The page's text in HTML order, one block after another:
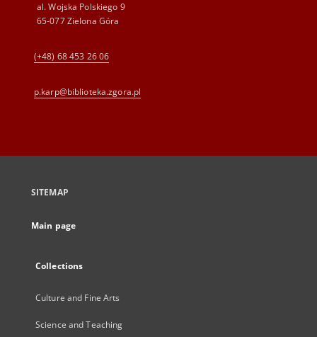
al. Wojska Polskiego 9
65-077 Zielona Góra
(+48) 68 453 26 06
p.karp@biblioteka.zgora.pl
SITEMAP
Main page
Collections
Culture and Fine Arts
Science and Teaching